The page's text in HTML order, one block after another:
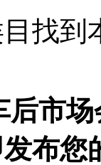
找到
后市场
布您